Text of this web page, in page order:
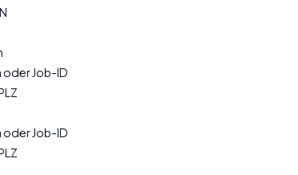
oder Job-ID
oder Job-ID